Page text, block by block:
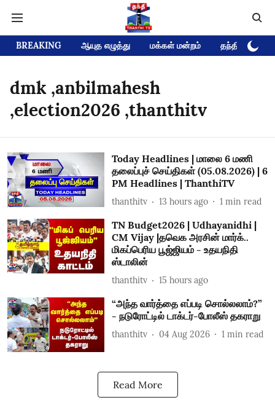
BREAKING ஆயுத எழுத்து மக்கள் மன்றம் தந்தி டிவி
dmk ,anbilmahesh
,election2026 ,thanthitv
Today Headlines | மாலை 6 மணி
தலைப்புச் செய்திகள் (05.08.2026) | 6
PM Headlines | ThanthiTV
thanthitv 13 hours ago 1 min read
TN Budget2026 | Udhayanidhi |
CM Vijay |தவெக அரசின் மார்க்..
மிகப்பெரிய பூஜ்ஜியம் - உதயநிதி
ஸ்டாலின்
thanthitv 15 hours ago
“அந்த வார்த்தை எப்படி சொல்லலாம்?”
- நடுரோட்டில் டாக்டர்-போலீஸ் தகராறு
thanthitv 04 Aug 2026 1 min read
Read More